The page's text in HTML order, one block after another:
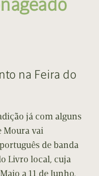
na Feira do
já com alguns
Moura vai
de banda
Livro local, cuja
a 11 de Junho.